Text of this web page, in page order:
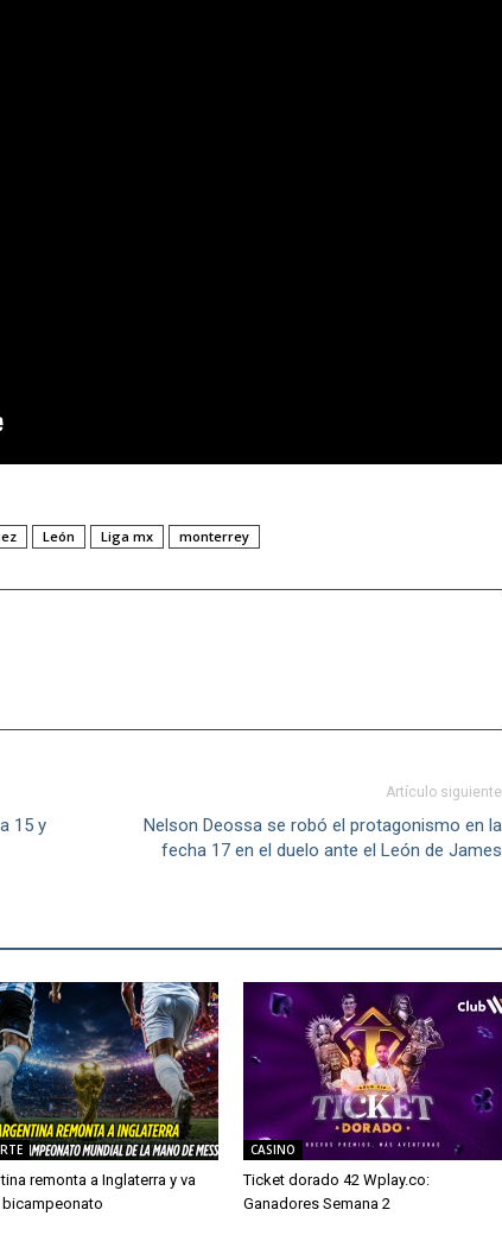
León Liga mx monterrey
15 y
Artículo siguiente
Nelson Deossa se robó el protagonismo en la
fecha 17 en el duelo ante el León de James
remonta a Inglaterra y va
CASINO
Ticket dorado 42 Wplay.co:
Ganadores Semana 2